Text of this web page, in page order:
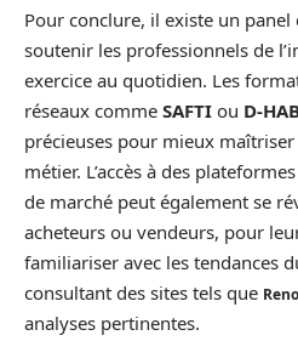
Pour conclure, il existe un panel
soutenir les professionnels de
exercice au quotidien. Les
réseaux comme SAFTI ou D-
précieuses pour mieux
métier. L’accès à des
de marché peut également se
acheteurs ou vendeurs, pour
familiariser avec les tendances
consultant des sites tels que
analyses pertinentes.